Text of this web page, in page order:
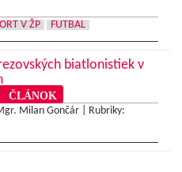
V ŽP FUTBAL
biatlonistiek v
Milan Gončár |
Rubriky: